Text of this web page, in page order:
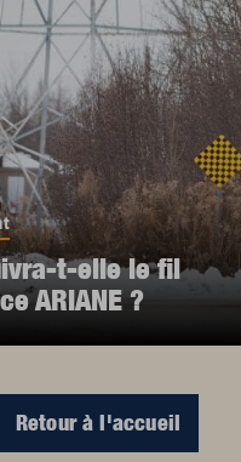
t-elle le fil
ARIANE ?
Retour à l'accueil